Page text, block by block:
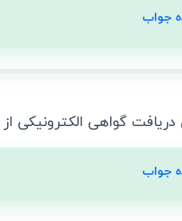
جواب
دریافت گواهی الکترونیکی
جواب